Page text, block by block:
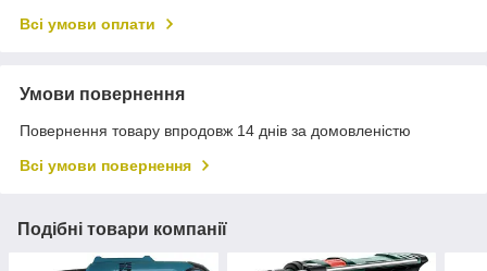
Всі умови оплати
Умови повернення
Повернення товару впродовж 14 днів за домовленістю
Всі умови повернення
Подібні товари компанії